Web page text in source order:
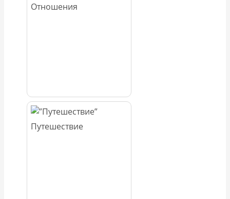
Отношения
Путешествие